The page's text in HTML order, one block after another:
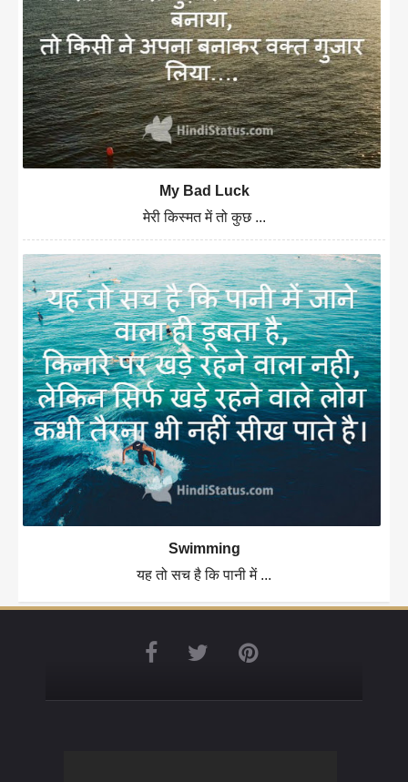
My Bad Luck
मेरी किस्मत में तो कुछ ...
Swimming
यह तो सच है कि पानी में ...